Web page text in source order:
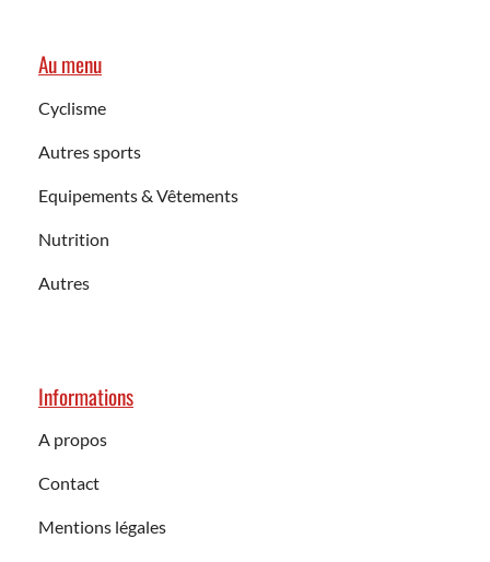
Au menu
Cyclisme
Autres sports
Equipements & Vêtements
Nutrition
Autres
Informations
A propos
Contact
Mentions légales